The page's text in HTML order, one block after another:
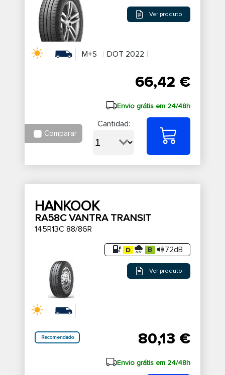
Ver produto
M+S DOT 2022
66,42 €
Envio grátis em 24/48h
Comparar
Cantidad:
HANKOOK
RA58C VANTRA TRANSIT
145R13C 88/86R
72dB
Ver produto
Recomendado 80,13 €
Envio grátis em 24/48h